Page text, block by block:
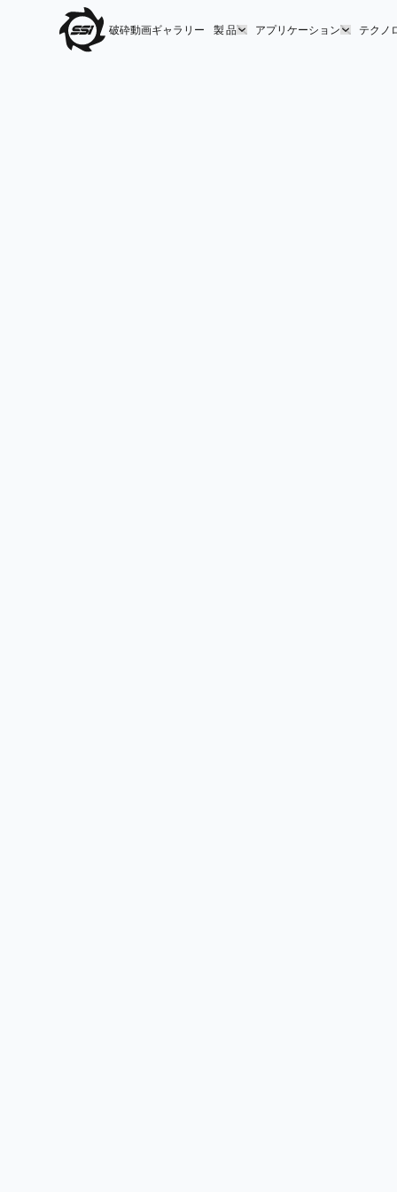
破砕動画ギャラリー 製 品 アプリケーション テクノ